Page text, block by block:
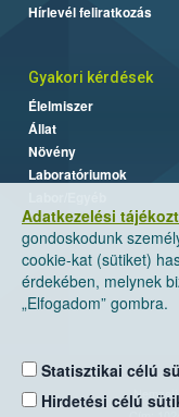
Adatkezelési
gondoskodunk
cookie-kat (sütiket)
érdekében, melynek
„Elfogadom” gombra.
Statisztikai célú
Hirdetési célú
Hírlevél feliratkozás
Gyakori kérdések
Élelmiszer
Állat
Növény
Laboratóriumok